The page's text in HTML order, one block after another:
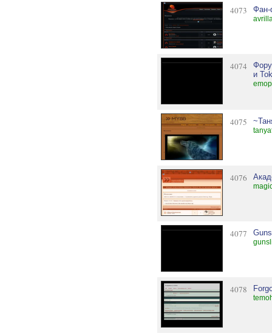
4073 Фан-
4074
и
4075
4076
4077
4078